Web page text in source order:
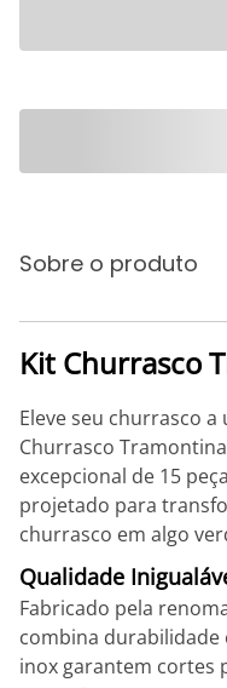
Sobre o produto
Kit Churrasco
Eleve seu churrasco
Churrasco
excepcional de 15
projetado para
churrasco em algo
Qualidade
Fabricado pela
combina durabilidade
inox garantem cortes